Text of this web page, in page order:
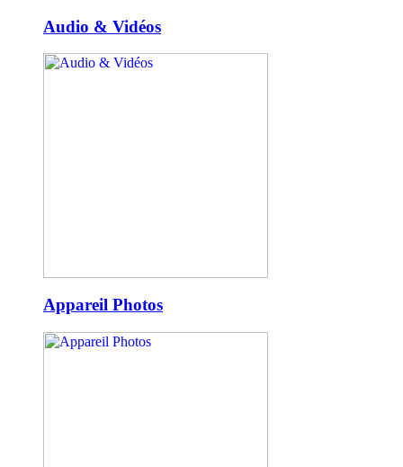
Audio & Vidéos
Appareil Photos